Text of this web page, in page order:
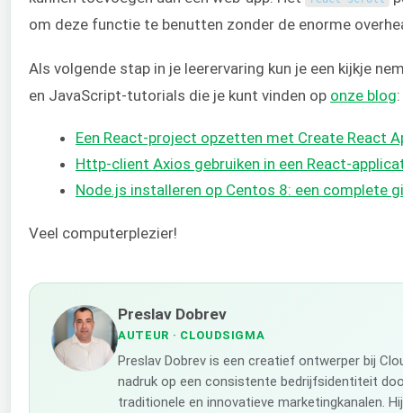
om deze functie te benutten zonder de enorme
Als volgende stap in je leerervaring kun je een kijkje
en JavaScript-tutorials die je kunt vinden op onze blog:
Een React-project opzetten met Create React
Http-client Axios gebruiken in een React-
Node.js installeren op Centos 8: een complete
Veel computerplezier!
Preslav Dobrev
AUTEUR · CLOUDSIGMA
Preslav Dobrev is een creatief ontwerper bij
nadruk op een consistente bedrijfsidentiteit
traditionele en innovatieve marketingkanalen.